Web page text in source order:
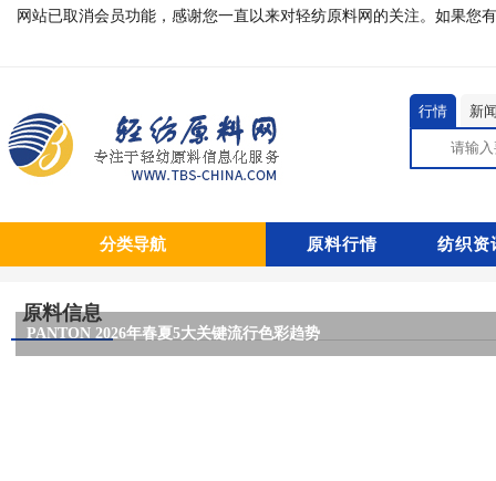
网站已取消会员功能，感谢您一直以来对轻纺原料网的关注。如果您有疑
行情
分类导航 原料行情 纺织资
原料信息
PANTON 2026年春夏5大关键流行色彩趋势